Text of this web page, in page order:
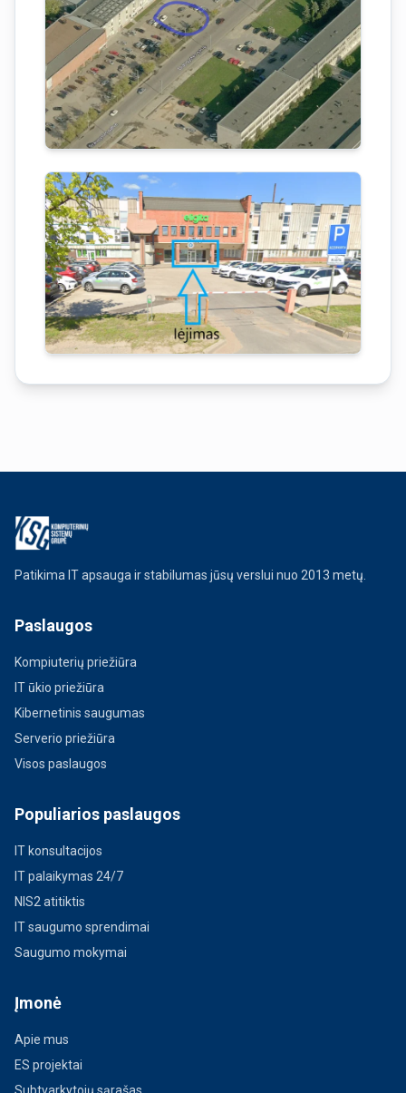
Patikima IT apsauga ir stabilumas jūsų verslui nuo 2013 metų.
Paslaugos
Kompiuterių priežiūra
IT ūkio priežiūra
Kibernetinis saugumas
Serverio priežiūra
Visos paslaugos
Populiarios paslaugos
IT konsultacijos
IT palaikymas 24/7
NIS2 atitiktis
IT saugumo sprendimai
Saugumo mokymai
Įmonė
Apie mus
ES projektai